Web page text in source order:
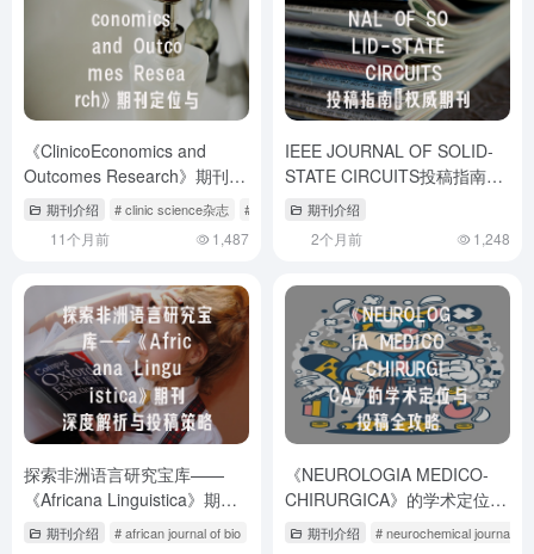
《ClinicoEconomics and
Outcomes Research》期刊定
位与发表全攻略——卫生经济
期刊介绍 # clinic science杂志 # clinical oncology journal
11个月前 1,487
IEEE JOURNAL OF SOLID-
STATE CIRCUITS投稿指南：
权威期刊，国人友好
期刊介绍
2个月前 1,248
探索非洲语言研究宝库——
《Africana Linguistica》期刊
深度解析与投稿策略
期刊介绍 # african journal of bio # african journal of microbiology research #
《NEUROLOGIA MEDICO-
CHIRURGICA》的学术定位与
投稿全攻略
期刊介绍 # neurochemical journal